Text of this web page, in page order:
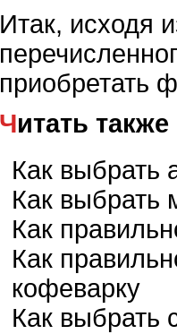
Итак, исходя
приобретать
Читать также
Как выбрать
Как выбрать
Как
Как
кофеварку
Как выбрать